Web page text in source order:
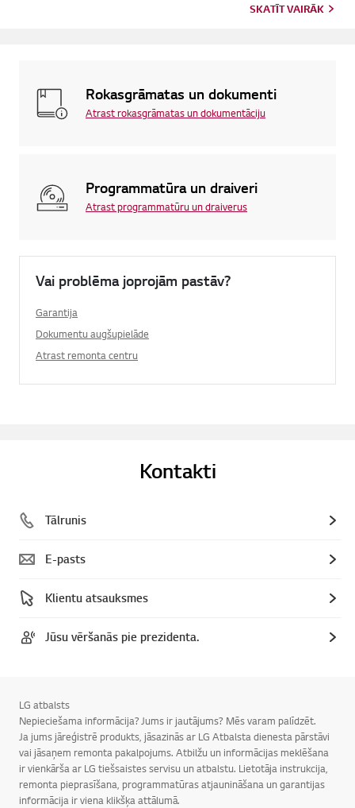
SKATĪT VAIRĀK
Rokasgrāmatas un dokumenti
Atrast rokasgrāmatas un dokumentāciju
Programmatūra un draiveri
Atrast programmatūru un draiverus
Vai problēma joprojām pastāv?
Garantija
Dokumentu augšupielāde
Atrast remonta centru
Kontakti
Tālrunis
E-pasts
Klientu atsauksmes
Jūsu vēršanās pie prezidenta.
LG atbalsts
Nepieciešama informācija? Jums ir jautājums? Mēs varam palīdzēt.
Ja jums jāreģistrē produkts, jāsazinās ar LG Atbalsta dienesta pārstāvi
vai jāsaņem remonta pakalpojums. Atbilžu un informācijas meklēšana
ir vienkārša ar LG tiešsaistes servisu un atbalstu. Lietotāja instrukcija,
remonta pieprasīšana, programmatūras atjaunināšana un garantijas
informācija ir viena klikšķa attālumā.